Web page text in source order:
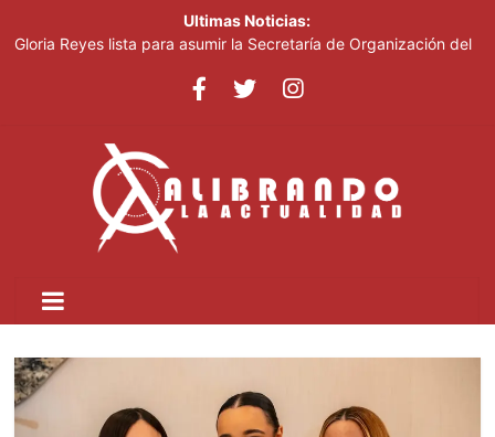
Ultimas Noticias:
Gloria Reyes lista para asumir la Secretaría de Organización del
Efemérides Patrias y el Instituto Duartiano en reunión solemne
Agente de la DIGESETT identifica a mujer reportada como
desaparecida tras encontrarla desorientada
Banreservas obtiene siete galardones en los Effie Awards
República Dominicana 2026